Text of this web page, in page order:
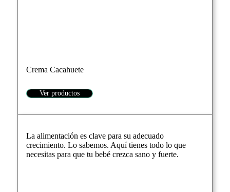
Crema Cacahuete
Ver productos
La alimentación es clave para su adecuado
crecimiento. Lo sabemos. Aquí tienes todo lo que
necesitas para que tu bebé crezca sano y fuerte.